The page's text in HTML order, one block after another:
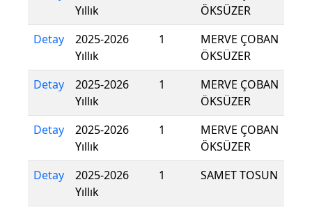
Yıllık
ÖKSÜZER
Detay
2025-2026
Yıllık
1
MERVE ÇOBAN
ÖKSÜZER
Detay
2025-2026
Yıllık
1
MERVE ÇOBAN
ÖKSÜZER
Detay
2025-2026
Yıllık
1
MERVE ÇOBAN
ÖKSÜZER
Detay
2025-2026
Yıllık
1 SAMET TOSUN